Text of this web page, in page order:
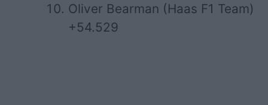
Oliver Bearman (Haas F1 Team)
+54.529